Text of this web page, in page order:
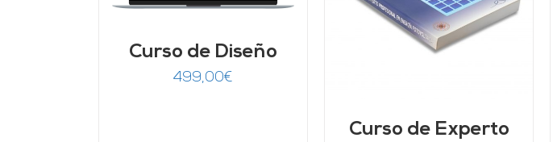
Curso de Diseño
499,00€
DETALLES
Curso de Experto